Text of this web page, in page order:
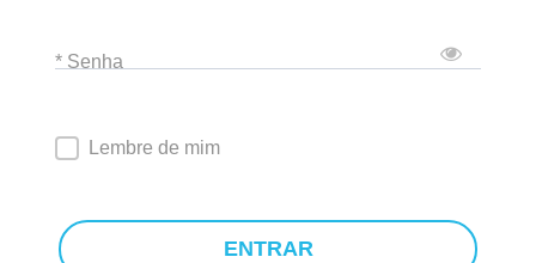
* Senha
Lembre de mim
ENTRAR